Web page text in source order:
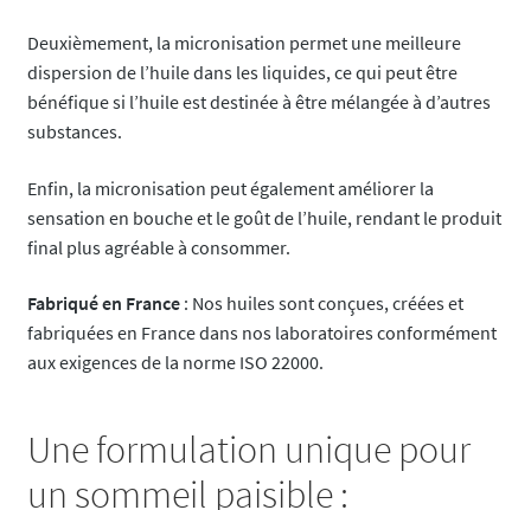
Deuxièmement, la micronisation permet une meilleure
dispersion de l’huile dans les liquides, ce qui peut être
bénéfique si l’huile est destinée à être mélangée à d’autres
substances.
Enfin, la micronisation peut également améliorer la
sensation en bouche et le goût de l’huile, rendant le produit
final plus agréable à consommer.
Fabriqué en France: Nos huiles sont conçues, créées et
fabriquées en France dans nos laboratoires conformément
aux exigences de la norme ISO 22000​​.
Une formulation unique pour
un sommeil paisible :